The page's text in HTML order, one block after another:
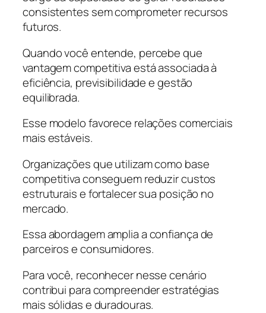
consistentes sem comprometer recursos
futuros.
Quando você entende, percebe que
vantagem competitiva está associada à
eficiência, previsibilidade e gestão
equilibrada.
Esse modelo favorece relações comerciais
mais estáveis.
Organizações que utilizam como base
competitiva conseguem reduzir custos
estruturais e fortalecer sua posição no
mercado.
Essa abordagem amplia a confiança de
parceiros e consumidores.
Para você, reconhecer nesse cenário
contribui para compreender estratégias
mais sólidas e duradouras.